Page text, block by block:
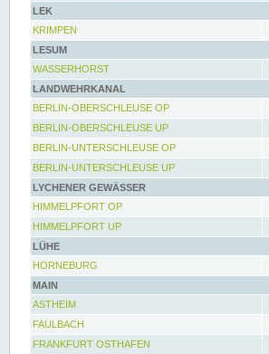
LEK
KRIMPEN
LESUM
WASSERHORST
LANDWEHRKANAL
BERLIN-OBERSCHLEUSE OP
BERLIN-OBERSCHLEUSE UP
BERLIN-UNTERSCHLEUSE OP
BERLIN-UNTERSCHLEUSE UP
LYCHENER GEWÄSSER
HIMMELPFORT OP
HIMMELPFORT UP
LÜHE
HORNEBURG
MAIN
ASTHEIM
FAULBACH
FRANKFURT OSTHAFEN